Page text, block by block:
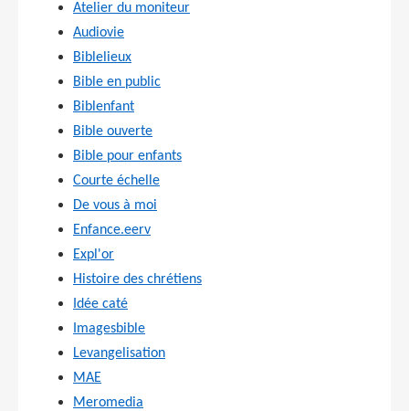
Atelier du moniteur
Audiovie
Biblelieux
Bible en public
Biblenfant
Bible ouverte
Bible pour enfants
Courte échelle
De vous à moi
Enfance.eerv
Expl'or
Histoire des chrétiens
Idée caté
Imagesbible
Levangelisation
MAE
Meromedia